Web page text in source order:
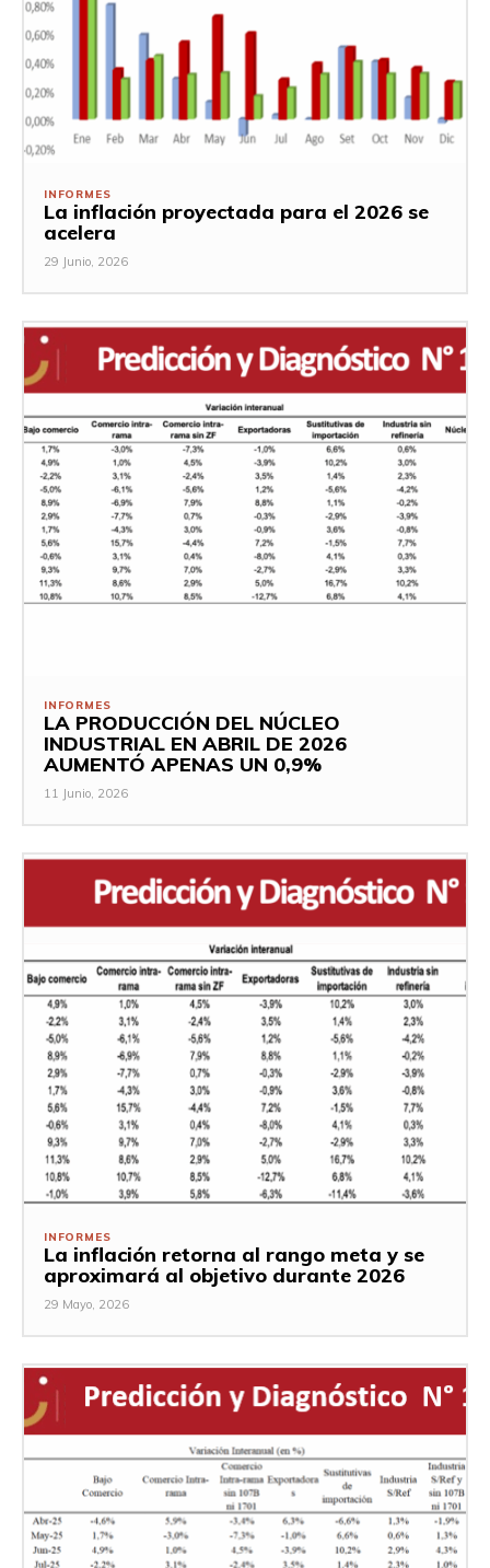
INFORMES
La inflación proyectada para el 2026 se
acelera
29 Junio, 2026
INFORMES
LA PRODUCCIÓN DEL NÚCLEO
INDUSTRIAL EN ABRIL DE 2026
AUMENTÓ APENAS UN 0,9%
11 Junio, 2026
INFORMES
La inflación retorna al rango meta y se
aproximará al objetivo durante 2026
29 Mayo, 2026